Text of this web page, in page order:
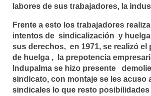
labores de sus trabajadores, la
Frente a esto los trabajadores
intentos de sindicalización y
sus derechos, en 1971, se realizó el
de huelga , la prepotencia
Indupalma se hizo presente
sindicato, con montaje se les acuso
sindicales lo que resto